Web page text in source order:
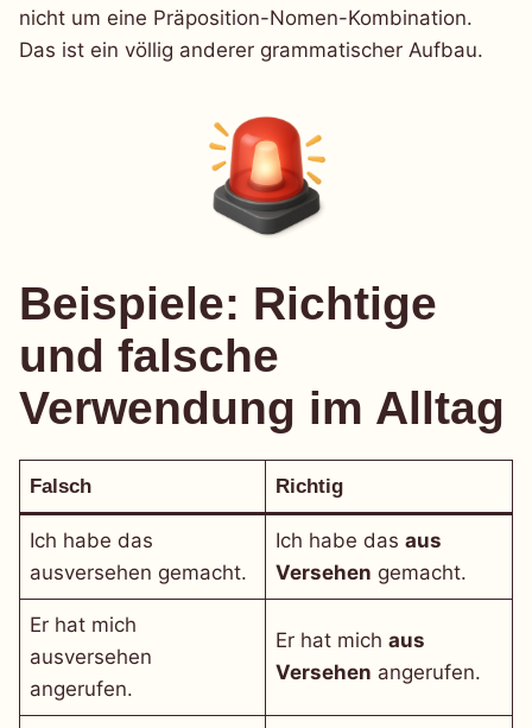
nicht um eine Präposition-Nomen-Kombination.
Das ist ein völlig anderer grammatischer Aufbau.
Beispiele: Richtige
und falsche
Verwendung im Alltag
Falsch Richtig
Ich habe das
ausversehen gemacht.
Ich habe dasaus
Versehen gemacht.
Er hat mich
ausversehen
angerufen.
Er hat michaus
Versehen angerufen.